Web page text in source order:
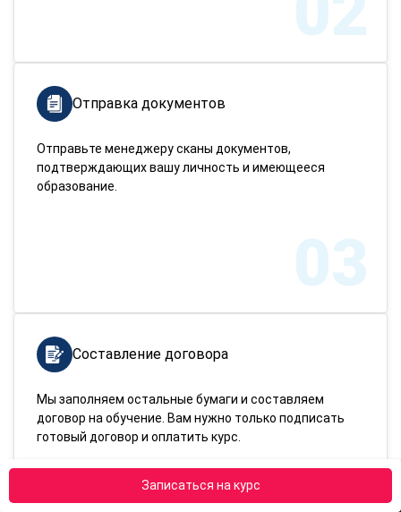
Записаться на курс
Отправка документов
Отправьте менеджеру сканы документов,
подтверждающих вашу личность и имеющееся
образование.
03
Составление договора
Мы заполняем остальные бумаги и составляем
договор на обучение. Вам нужно только подписать
готовый договор и оплатить курс.